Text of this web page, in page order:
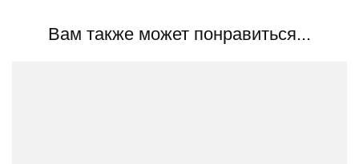
Вам также может понравиться...